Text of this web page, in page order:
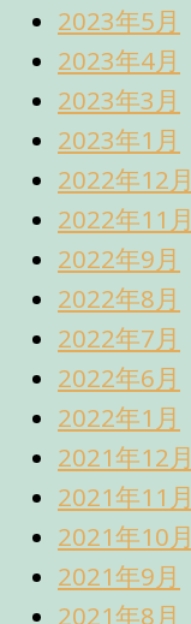
2023年5月
2023年4月
2023年3月
2023年1月
2022年12月
2022年11月
2022年9月
2022年8月
2022年7月
2022年6月
2022年1月
2021年12月
2021年11月
2021年10月
2021年9月
2021年8月